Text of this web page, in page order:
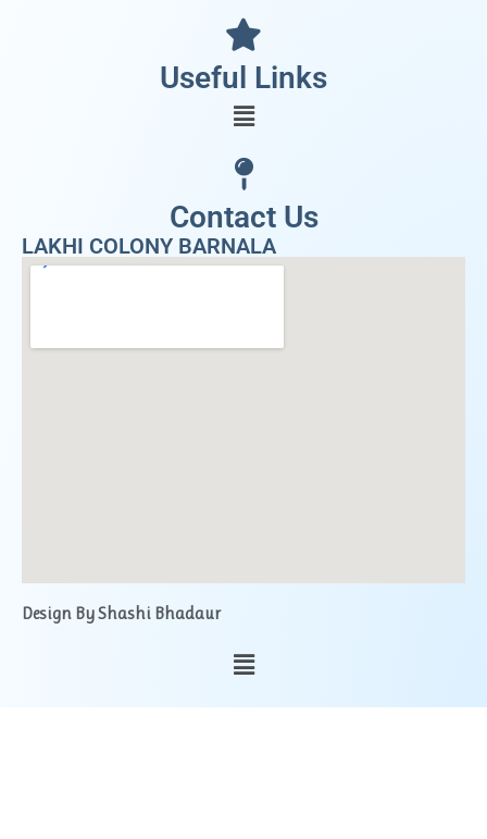
Useful Links
Contact Us
LAKHI COLONY BARNALA
Design By Shashi Bhadaur